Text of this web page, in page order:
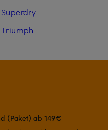
Superdry
Triumph
(Paket) ab 149€